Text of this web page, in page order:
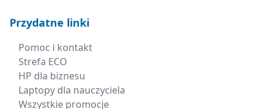
Przydatne linki
Pomoc i kontakt
Strefa ECO
HP dla biznesu
Laptopy dla nauczyciela
Wszystkie promocje